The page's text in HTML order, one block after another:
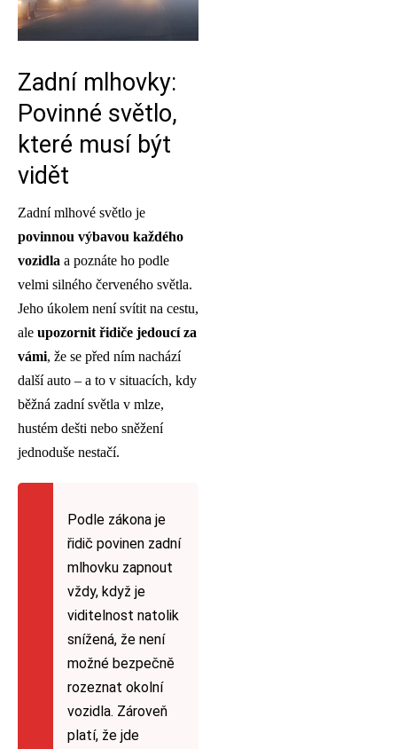
Zadní mlhovky:
Povinné světlo,
které musí být
vidět
Zadní mlhové světlo je
povinnou výbavou každého
vozidla a poznáte ho podle
velmi silného červeného světla.
Jeho úkolem není svítit na cestu,
ale upozornit řidiče jedoucí za
vámi, že se před ním nachází
další auto – a to v situacích, kdy
běžná zadní světla v mlze,
hustém dešti nebo sněžení
jednoduše nestačí.
Podle zákona je
řidič povinen zadní
mlhovku zapnout
vždy, když je
viditelnost natolik
snížená, že není
možné bezpečně
rozeznat okolní
vozidla. Zároveň
platí, že jde